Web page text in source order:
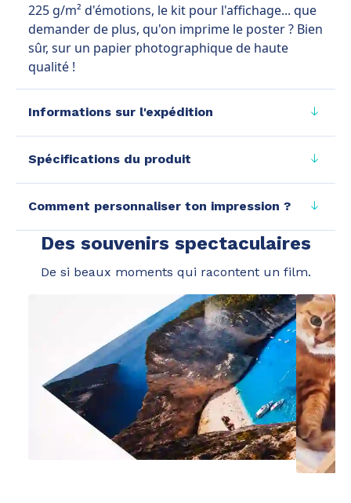
225 g/m² d'émotions, le kit pour l'affichage... que
demander de plus, qu'on imprime le poster ? Bien
sûr, sur un papier photographique de haute
qualité !
Informations sur l'expédition
Spécifications du produit
Comment personnaliser ton impression ?
Des souvenirs spectaculaires
De si beaux moments qui racontent un film.